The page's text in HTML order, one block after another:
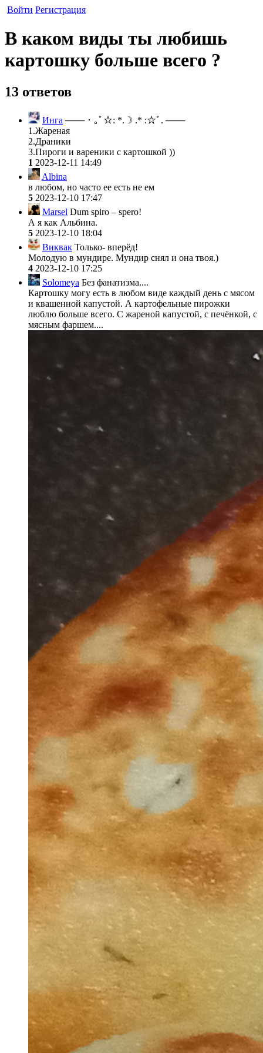
Войти Регистрация
В каком виды ты любишь
картошку больше всего ?
13 ответов
Инга ─── ･ ｡ﾟ☆: *.☽ .* :☆ﾟ. ───
1.Жареная
2.Драники
3.Пироги и вареники с картошкой ))
1 2023-12-11 14:49
Albina
в любом, но часто ее есть не ем
5 2023-12-10 17:47
Marsel Dum spiro – spero!
А я как Альбина.
5 2023-12-10 18:04
Виквак Только- вперёд!
Молодую в мундире. Мундир снял и она твоя.)
4 2023-12-10 17:25
Solomeya Без фанатизма....
Картошку могу есть в любом виде каждый день с мясом
и квашенной капустой. А картофельные пирожки
люблю больше всего. С жареной капустой, с печёнкой, с
мясным фаршем....